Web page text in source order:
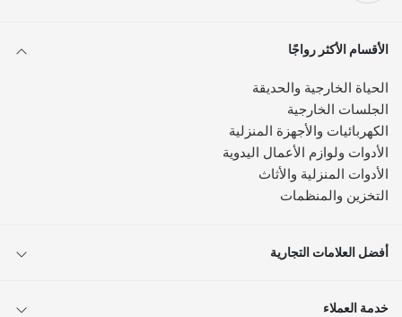
الأقسام الأكثر رواجًا
الحياة الخارجية والحديقة
الجلسات الخارجية
الكهربائيات والأجهزة المنزلية
الأدوات ولوازم الأعمال اليدوية
الأدوات المنزلية والأثاث
التخزين والمنظمات
أفضل العلامات التجارية
خدمة العملاء